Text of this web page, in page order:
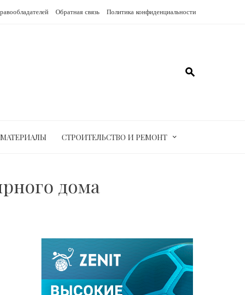
Обратная связь Политика конфиденциальности
СТРОИТЕЛЬСТВО И РЕМОНТ
дома